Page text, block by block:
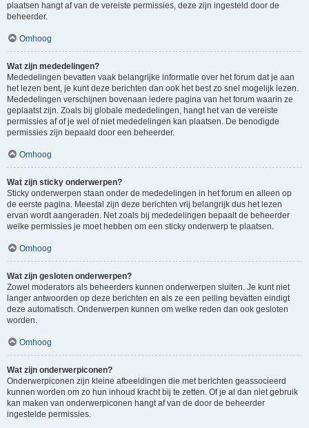
plaatsen hangt af van de vereiste permissies, deze zijn ingesteld door de
beheerder.
Omhoog
Wat zijn mededelingen?
Mededelingen bevatten vaak belangrijke informatie over het forum dat je aan
het lezen bent, je kunt deze berichten dan ook het best zo snel mogelijk lezen.
Mededelingen verschijnen bovenaan iedere pagina van het forum waarin ze
geplaatst zijn. Zoals bij globale mededelingen, hangt het van de vereiste
permissies af of je wel of niet mededelingen kan plaatsen. De benodigde
permissies zijn bepaald door een beheerder.
Omhoog
Wat zijn sticky onderwerpen?
Sticky onderwerpen staan onder de mededelingen in het forum en alleen op
de eerste pagina. Meestal zijn deze berichten vrij belangrijk dus het lezen
ervan wordt aangeraden. Net zoals bij mededelingen bepaalt de beheerder
welke permissies je moet hebben om een sticky onderwerp te plaatsen.
Omhoog
Wat zijn gesloten onderwerpen?
Zowel moderators als beheerders kunnen onderwerpen sluiten. Je kunt niet
langer antwoorden op deze berichten en als ze een peiling bevatten eindigt
deze automatisch. Onderwerpen kunnen om welke reden dan ook gesloten
worden.
Omhoog
Wat zijn onderwerpiconen?
Onderwerpiconen zijn kleine afbeeldingen die met berichten geassocieerd
kunnen worden om zo hun inhoud kracht bij te zetten. Of je al dan niet gebruik
kan maken van onderwerpiconen hangt af van de door de beheerder
ingestelde permissies.